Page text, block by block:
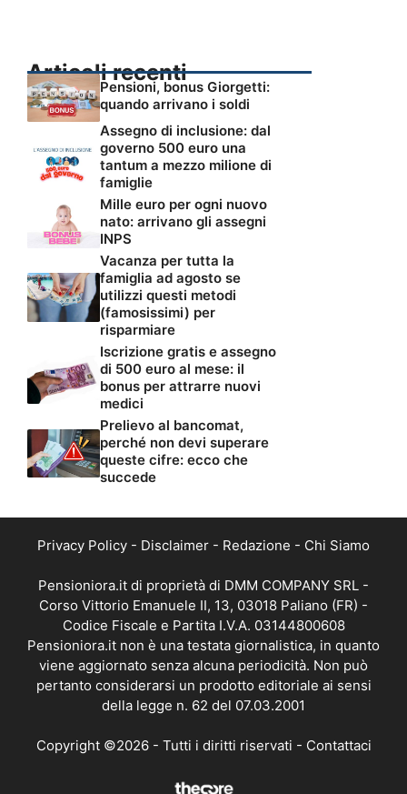
Articoli recenti
Pensioni, bonus Giorgetti:
quando arrivano i soldi
Assegno di inclusione: dal
governo 500 euro una
tantum a mezzo milione di
famiglie
Mille euro per ogni nuovo
nato: arrivano gli assegni
INPS
Vacanza per tutta la
famiglia ad agosto se
utilizzi questi metodi
(famosissimi) per
risparmiare
Iscrizione gratis e assegno
di 500 euro al mese: il
bonus per attrarre nuovi
medici
Prelievo al bancomat,
perché non devi superare
queste cifre: ecco che
succede
Privacy Policy - Disclaimer - Redazione - Chi Siamo
Pensioniora.it di proprietà di DMM COMPANY SRL -
Corso Vittorio Emanuele II, 13, 03018 Paliano (FR) -
Codice Fiscale e Partita I.V.A. 03144800608
Pensioniora.it non è una testata giornalistica, in quanto
viene aggiornato senza alcuna periodicità. Non può
pertanto considerarsi un prodotto editoriale ai sensi
della legge n. 62 del 07.03.2001
Copyright ©2026 - Tutti i diritti riservati - Contattaci